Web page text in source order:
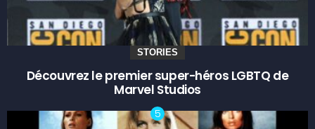
STORIES
Découvrez le premier super-héros LGBTQ de
Marvel Studios